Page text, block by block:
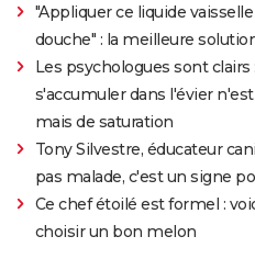
"Appliquer ce liquide
douche" : la meilleure
Les psychologues sont clairs
s'accumuler dans l'évier
mais de saturation
Tony Silvestre, éducateur
pas malade, c'est un signe
Ce chef étoilé est formel :
choisir un bon melon